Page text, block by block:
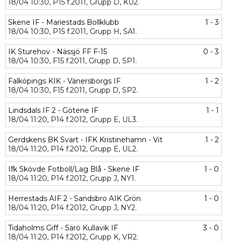
18/04 10:30, P15 f.2011, Grupp D, KU2.
Skene IF - Mariestads Bollklubb
1 - 3
18/04 10:30, P15 f.2011, Grupp H, SA1.
IK Sturehov - Nässjö FF F-15
0 - 3
18/04 10:30, F15 f.2011, Grupp D, SP1.
Falköpings KIK - Vänersborgs IF
1 - 2
18/04 10:30, F15 f.2011, Grupp D, SP2.
Lindsdals IF 2 - Götene IF
1 - 1
18/04 11:20, P14 f.2012, Grupp E, UL3.
Gerdskens BK Svart - IFK Kristinehamn - Vit
1 - 2
18/04 11:20, P14 f.2012, Grupp E, UL2.
Ifk Skövde Fotboll/Lag Blå - Skene IF
1 - 0
18/04 11:20, P14 f.2012, Grupp J, NY1.
Herrestads AIF 2 - Sandsbro AIK Grön
1 - 0
18/04 11:20, P14 f.2012, Grupp J, NY2.
Tidaholms Giff - Särö Kullavik IF
3 - 0
18/04 11:20, P14 f.2012, Grupp K, VR2.